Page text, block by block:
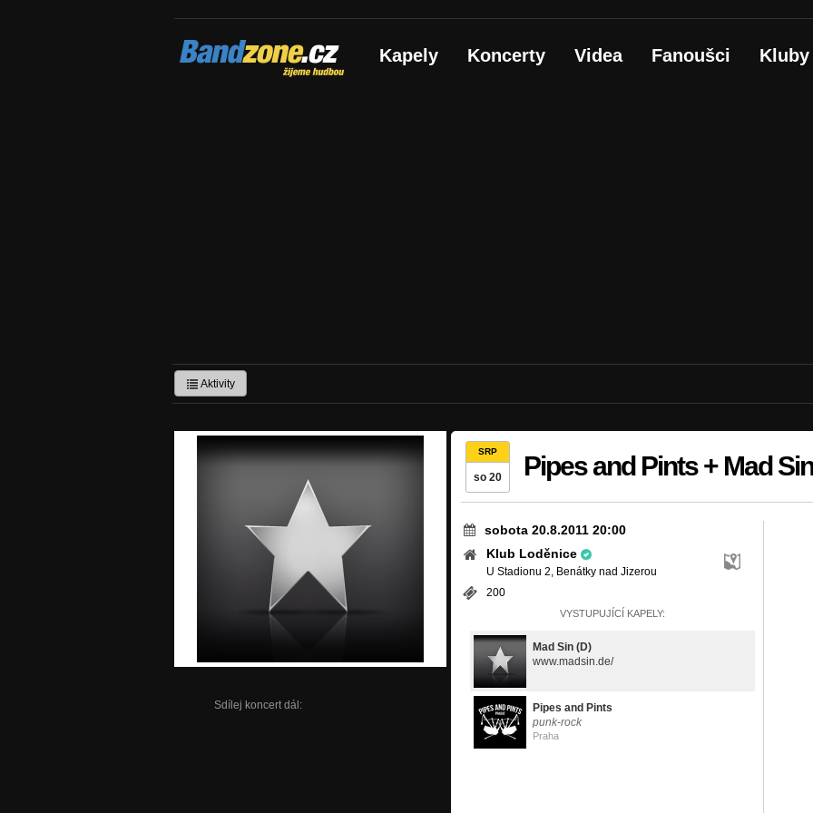
Bandzone.cz
žijeme hudbou Kapely Koncerty Videa Fanoušci Kluby
Aktivity
Sdílej koncert dál:
SRP
so 20 Pipes and Pints + Mad Sin
sobota 20.8.2011 20:00
Klub Loděnice
U Stadionu 2, Benátky nad Jizerou
200
VYSTUPUJÍCÍ KAPELY:
Mad Sin (D)
www.madsin.de/
Pipes and Pints
punk-rock
Praha